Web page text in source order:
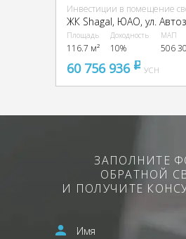
Площадь
116.7 м²
Доходность
10%
МАП
506
60 756 936 pуб
УСН
ЗАПОЛНИТЕ
ОБРАТНОЙ
И ПОЛУЧИТЕ